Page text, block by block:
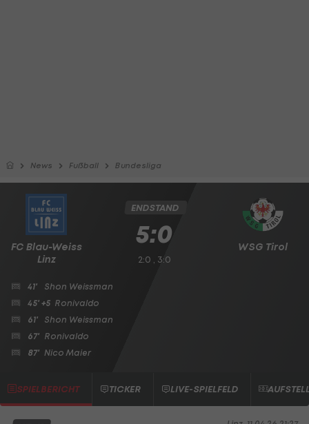
News Fußball Bundesliga
FC Blau-Weiss
Linz
WSG Tirol
ENDSTAND
5:0
2:0 , 3:0
41'
Shon Weissman
45' +5 Ronivaldo
61'
Shon Weissman
67' Ronivaldo
87' Nico Maier
SPIELBERICHT TICKER LIVE-SPIELFELD